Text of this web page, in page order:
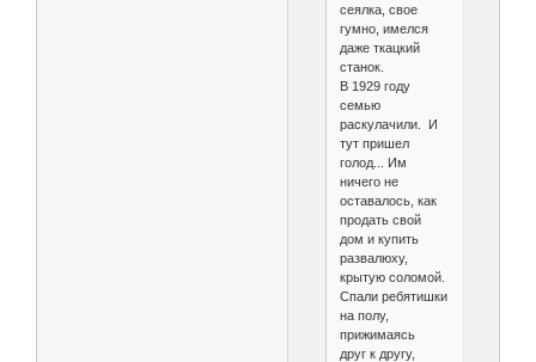
сеялка, свое
гумно, имелся
даже ткацкий
станок.
В 1929 году
семью
раскулачили. И
тут пришел
голод... Им
ничего не
оставалось, как
продать свой
дом и купить
развалюху,
крытую соломой.
Спали ребятишки
на полу,
прижимаясь
друг к другу,